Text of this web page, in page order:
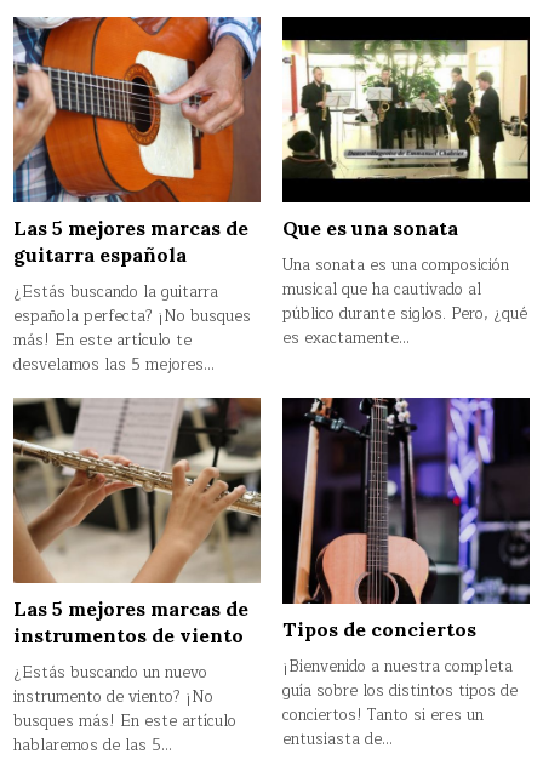
Las 5 mejores marcas de
guitarra española
¿Estás buscando la guitarra
española perfecta? ¡No busques
más! En este artículo te
desvelamos las 5 mejores…
Que es una sonata
Una sonata es una composición
musical que ha cautivado al
público durante siglos. Pero, ¿qué
es exactamente…
Las 5 mejores marcas de
instrumentos de viento
¿Estás buscando un nuevo
instrumento de viento? ¡No
busques más! En este artículo
hablaremos de las 5…
Tipos de conciertos
¡Bienvenido a nuestra completa
guía sobre los distintos tipos de
conciertos! Tanto si eres un
entusiasta de…